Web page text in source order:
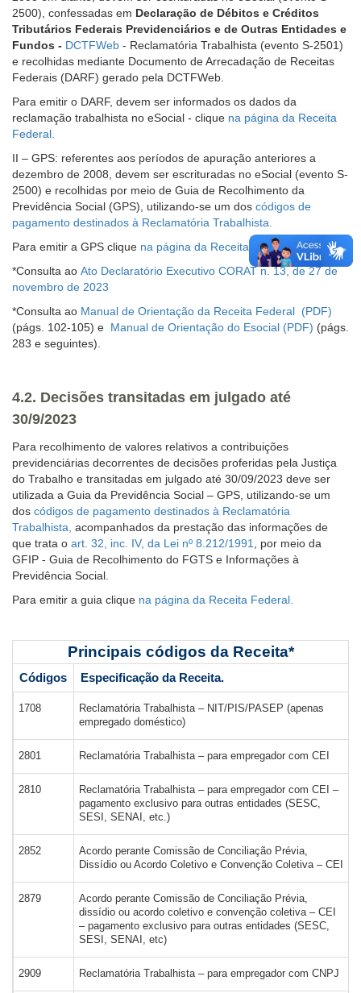
2500), confessadas em Declaração de Débitos e Créditos
Tributários Federais Previdenciários e de Outras Entidades e
Fundos - DCTFWeb - Reclamatória Trabalhista (evento S-2501)
e recolhidas mediante Documento de Arrecadação de Receitas
Federais (DARF) gerado pela DCTFWeb.
Para emitir o DARF, devem ser informados os dados da
reclamação trabalhista no eSocial - clique na página da Receita
Federal.
II – GPS: referentes aos períodos de apuração anteriores a
dezembro de 2008, devem ser escrituradas no eSocial (evento S-
2500) e recolhidas por meio de Guia de Recolhimento da
Previdência Social (GPS), utilizando-se um dos códigos de
pagamento destinados à Reclamatória Trabalhista.
Para emitir a GPS clique na página da Receita Federal.
*Consulta ao Ato Declaratório Executivo CORAT n. 13, de 27 de
novembro de 2023
*Consulta ao Manual de Orientação da Receita Federal
(págs. 102-105) e Manual de Orientação do Esocial
(págs.
283 e seguintes).
4.2. Decisões transitadas em julgado até
30/9/2023
Para recolhimento de valores relativos a contribuições
previdenciárias decorrentes de decisões proferidas pela Justiça
do Trabalho e transitadas em julgado até 30/09/2023 deve ser
utilizada a Guia da Previdência Social – GPS, utilizando-se um
dos códigos de pagamento destinados à Reclamatória
Trabalhista, acompanhados da prestação das informações de
que trata o art. 32, inc. IV, da Lei nº 8.212/1991
, por meio da
GFIP - Guia de Recolhimento do FGTS e Informações à
Previdência Social.
Para emitir a guia clique na página da Receita Federal.
Principais códigos da Receita*
Códigos Especificação da Receita.
1708
Reclamatória Trabalhista – NIT/PIS/PASEP (apenas
empregado doméstico)
2801 Reclamatória Trabalhista – para empregador com CEI
2810
Reclamatória Trabalhista – para empregador com CEI –
pagamento exclusivo para outras entidades (SESC,
SESI, SENAI, etc.)
2852
Acordo perante Comissão de Conciliação Prévia,
Dissídio ou Acordo Coletivo e Convenção Coletiva – CEI
2879
Acordo perante Comissão de Conciliação Prévia,
dissídio ou acordo coletivo e convenção coletiva – CEI
– pagamento exclusivo para outras entidades (SESC,
SESI, SENAI, etc)
2909 Reclamatória Trabalhista – para empregador com CNPJ